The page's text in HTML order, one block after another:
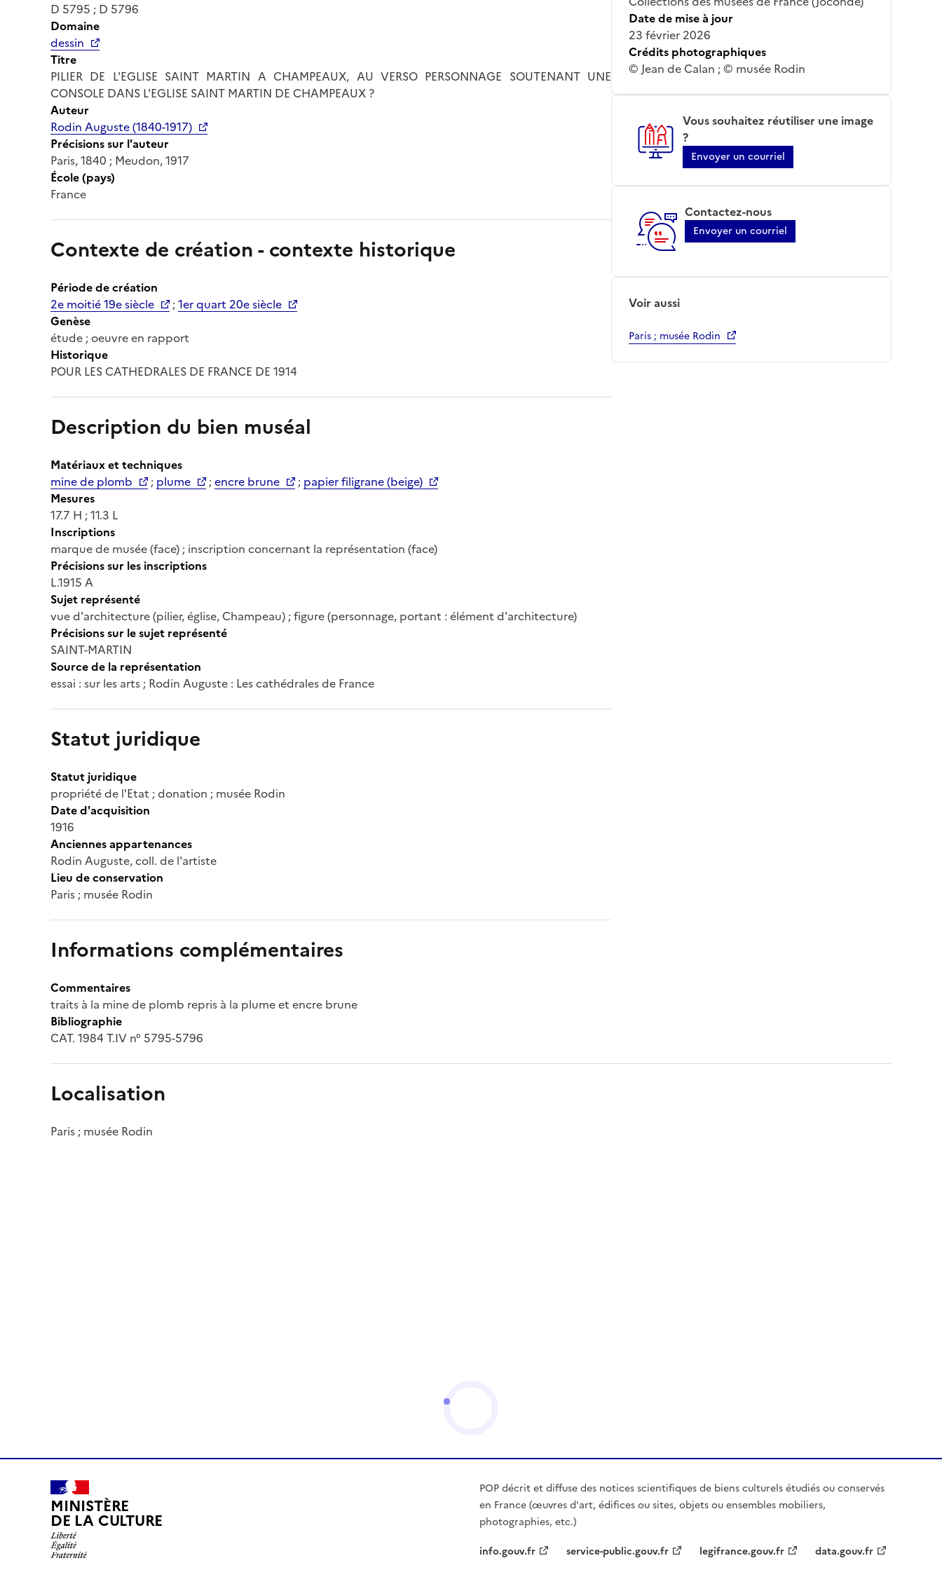
D 5795 ; D 5796
Domaine
dessin
Titre
PILIER DE L'EGLISE SAINT MARTIN A CHAMPEAUX, AU VERSO PERSONNAGE SOUTENANT UNE
CONSOLE DANS L'EGLISE SAINT MARTIN DE CHAMPEAUX ?
Auteur
Rodin Auguste (1840-1917)
Précisions sur l'auteur
Paris, 1840 ; Meudon, 1917
École (pays)
France
Contexte de création - contexte historique
Période de création
2e moitié 19e siècle
;1er quart 20e siècle
Genèse
étude ; oeuvre en rapport
Historique
POUR LES CATHEDRALES DE FRANCE DE 1914
Description du bien muséal
Matériaux et techniques
mine de plomb
; plume ;encre brune ; papier filigrane (beige)
Mesures
17.7 H ; 11.3 L
Inscriptions
marque de musée (face) ; inscription concernant la représentation (face)
Précisions sur les inscriptions
L.1915 A
Sujet représenté
vue d'architecture (pilier, église, Champeau) ; figure (personnage, portant : élément d'architecture)
Précisions sur le sujet représenté
SAINT-MARTIN
Source de la représentation
essai : sur les arts ; Rodin Auguste : Les cathédrales de France
Statut juridique
Statut juridique
propriété de l'Etat ; donation ; musée Rodin
Date d'acquisition
1916
Anciennes appartenances
Rodin Auguste, coll. de l'artiste
Lieu de conservation
Paris ; musée Rodin
Informations complémentaires
Commentaires
traits à la mine de plomb repris à la plume et encre brune
Bibliographie
CAT. 1984 T.IV n° 5795-5796
Date de mise à jour
23 février 2026
Crédits photographiques
© Jean de Calan ; © musée Rodin
Vous souhaitez réutiliser une image
?
Envoyer un courriel
Contactez-nous
Envoyer un courriel
Voir aussi
Paris ; musée Rodin
Localisation
Paris ; musée Rodin
MINISTÈRE
DE LA CULTURE
POP décrit et diffuse des notices scientifiques de biens culturels étudiés ou conservés
en France (œuvres d'art, édifices ou sites, objets ou ensembles mobiliers,
photographies, etc.)
info.gouv.fr
service-public.gouv.fr legifrance.gouv.fr data.gouv.fr